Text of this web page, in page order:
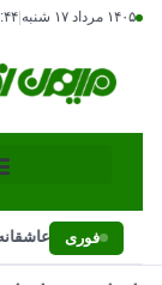
۱۴۰۵ مرداد ۱۷ شنبه
فوری
تجارت سوگ عاشقانه